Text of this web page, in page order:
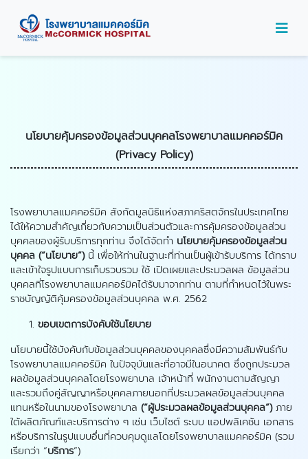
นโยบายคุ้มครองข้อมูลส่วนบุคคลโรงพยาบาลแมคคอร์มิค
(Privacy Policy)
โรงพยาบาลแมคคอร์มิค สังกัดมูลนิธิแห่งสภาคริสตจักรในประเทศไทย
ได้ให้ความสำคัญเกี่ยวกับความเป็นส่วนตัวและการคุ้มครองข้อมูลส่วน
บุคคลของผู้รับบริการทุกท่าน จึงได้จัดทำ นโยบายคุ้มครองข้อมูลส่วน
บุคคล (“นโยบาย”)นี้ เพื่อให้ท่านในฐานะที่ท่านเป็นผู้เข้ารับบริการ ได้ทราบ
และเข้าใจรูปแบบการเก็บรวบรวม ใช้ เปิดเผยและประมวลผล ข้อมูลส่วน
บุคคลที่โรงพยาบาลแมคคอร์มิคได้รับมาจากท่าน ตามที่กำหนดไว้ในพระ
ราชบัญญัติคุ้มครองข้อมูลส่วนบุคคล พ.ศ. 2562
ขอบเขตการบังคับใช้นโยบาย
นโยบายนี้ใช้บังคับกับข้อมูลส่วนบุคคลของบุคคลซึ่งมีความสัมพันธ์กับ
โรงพยาบาลแมคคอร์มิค ในปัจจุบันและที่อาจมีในอนาคต ซึ่งถูกประมวล
ผลข้อมูลส่วนบุคคลโดยโรงพยาบาล เจ้าหน้าที่ พนักงานตามสัญญา
และรวมถึงคู่สัญญาหรือบุคคลภายนอกที่ประมวลผลข้อมูลส่วนบุคคล
แทนหรือในนามของโรงพยาบาล (“ผู้ประมวลผลข้อมูลส่วนบุคคล”)ภาย
ใต้ผลิตภัณฑ์และบริการต่าง ๆ เช่น เว็บไซต์ ระบบ แอปพลิเคชัน เอกสาร
หรือบริการในรูปแบบอื่นที่ควบคุมดูแลโดยโรงพยาบาลแมคคอร์มิค (รวม
เรียกว่า “บริการ”)